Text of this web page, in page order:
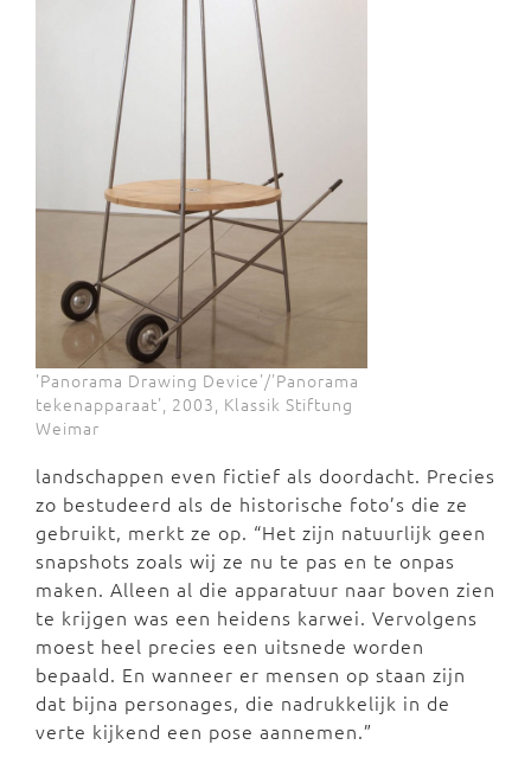
'Panorama Drawing Device'/'Panorama
tekenapparaat', 2003, Klassik Stiftung
Weimar
landschappen even fictief als doordacht. Precies
zo bestudeerd als de historische foto’s die ze
gebruikt, merkt ze op. “Het zijn natuurlijk geen
snapshots zoals wij ze nu te pas en te onpas
maken. Alleen al die apparatuur naar boven zien
te krijgen was een heidens karwei. Vervolgens
moest heel precies een uitsnede worden
bepaald. En wanneer er mensen op staan zijn
dat bijna personages, die nadrukkelijk in de
verte kijkend een pose aannemen.”